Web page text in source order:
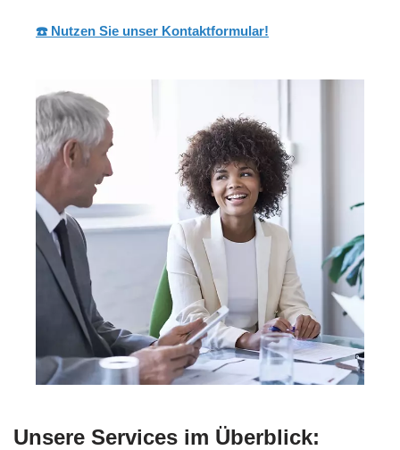
☎️ Nutzen Sie unser Kontaktformular!
Unsere Services im Überblick: